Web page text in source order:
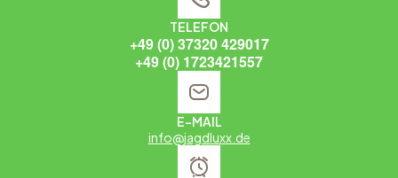
TELEFON
+49 (0) 37320 429017
+49 (0) 1723421557
E-MAIL
info@jagdluxx.de